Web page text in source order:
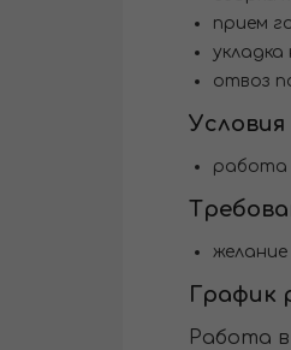
прием
отвоз
работа
График
Работа в